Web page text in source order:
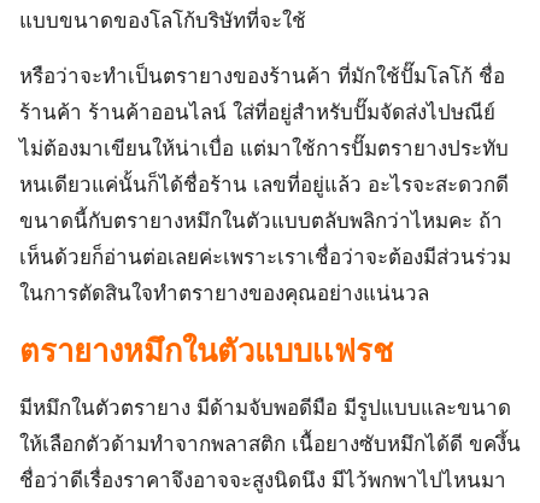
แบบขนาดของโลโก้บริษัทที่จะ​ใช้​
หรือว่าจะทำเป็นตรายางของร้านค้า​ ที่มักใช้ปั๊ม​โลโก้​ ชื่อ
ร้านค้า​ ร้านค้าออนไลน์​ ใส่ที่อยู่สำหรับปั๊มจัดส่งไปษณีย์​
ไม่ต้องมาเขียนให้น่าเบื่อ​ แต่มาใช้การปั๊มตรายางประทับ
หนเดียว​แค่นั้นก็ได้ชื่อร้าน​ เลขที่อยู่​แล้ว​ อะไรจะสะดวกดี
ขนาดนี้กับตรายางหมึกในตัวแบบตลับ​พลิกว่าไหม​คะ ถ้า
เห็นด้วยก็อ่านต่อเลยค่ะเพราะเราเชื่อว่าจะต้องมีส่วนร่วม
ในการตัดสินใจทำตรายางของคุณอย่าง​แน่นวล
ตรายางหมึกในตัวแบบเเฟรช​
มีหมึกในตัวตรายาง​ มีด้ามจับพอดีมือ​ มีรูปแบบและขนาด
ให้เลือกตัวด้ามทำจากพลาสติก​ เนื้อยางซับหมึกได้ดี​ ขคงึ้น
ชื่อว่าดีเรื่องราคาจึงอาจจะสูงนิดนึง​ มีไว้พกพาไปไหนมา